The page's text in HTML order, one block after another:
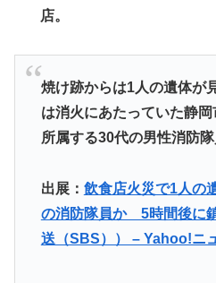
店。
焼け跡からは1人の遺体が
は消火にあたっていた静
所属する30代の男性消防隊
出展： 飲食店火災で1人の
の消防隊員か 5時間後に
送（SBS）） – Yahoo!ニ